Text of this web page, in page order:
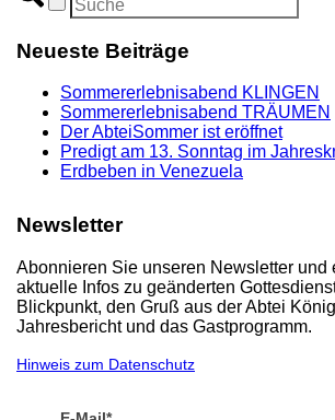
Neueste Beiträge
Sommererlebnisabend KLINGEN
Sommererlebnisabend TRÄUMEN
Der AbteiSommer ist eröffnet
Predigt am 13. Sonntag im
Erdbeben in Venezuela
Newsletter
Abonnieren Sie unseren Newsletter und
aktuelle Infos zu geänderten
Blickpunkt, den Gruß aus der Abtei
Jahresbericht und das Gastprogramm.
Hinweis zum Datenschutz